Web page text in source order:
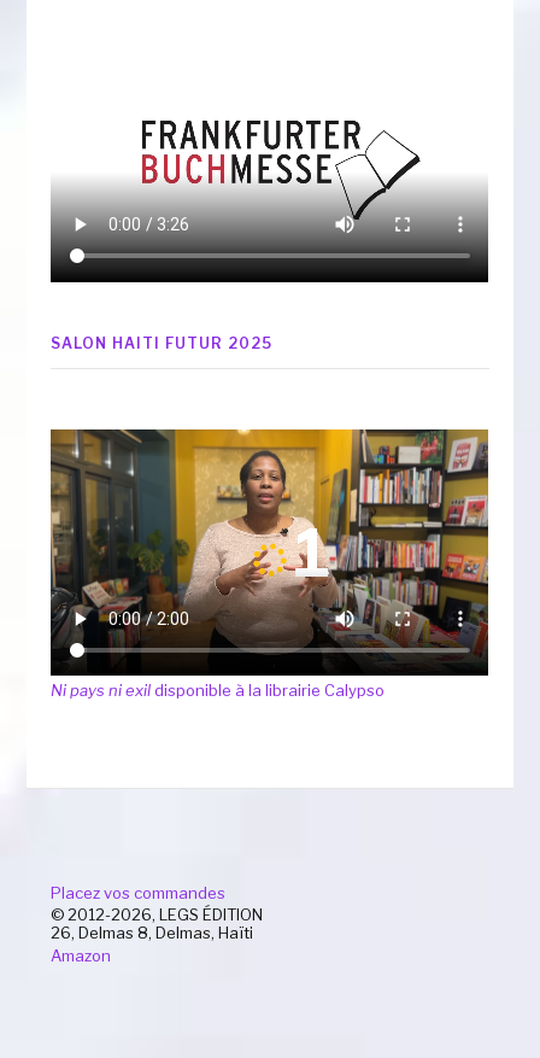
SALON HAITI FUTUR 2025
Ni pays ni exildisponible à la librairie Calypso
Placez vos commandes
© 2012-2026, LEGS ÉDITION
26, Delmas 8, Delmas, Haïti
Amazon